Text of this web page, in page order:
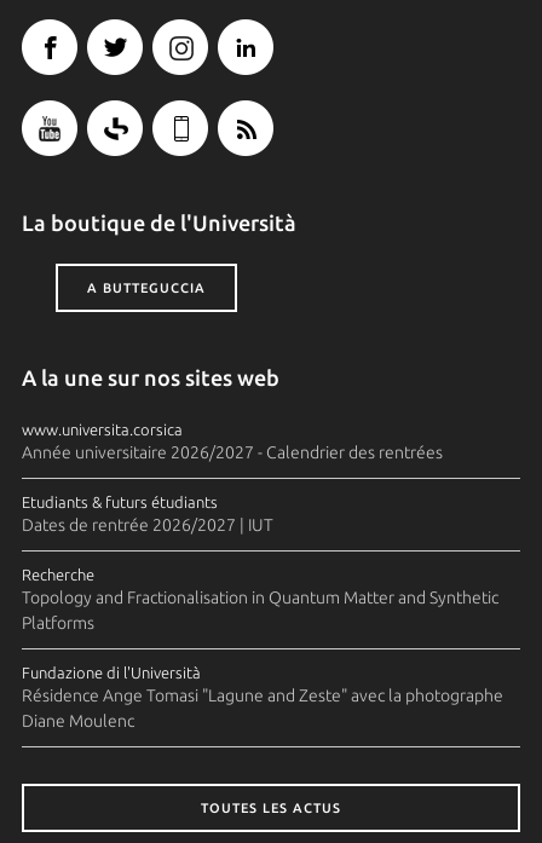
La boutique de l'Università
A BUTTEGUCCIA
A la une sur nos sites web
www.universita.corsica
Année universitaire 2026/2027 - Calendrier des rentrées
Etudiants & futurs étudiants
Dates de rentrée 2026/2027 | IUT
Recherche
Topology and Fractionalisation in Quantum Matter and Synthetic
Platforms
Fundazione di l'Università
Résidence Ange Tomasi "Lagune and Zeste" avec la photographe
Diane Moulenc
TOUTES LES ACTUS